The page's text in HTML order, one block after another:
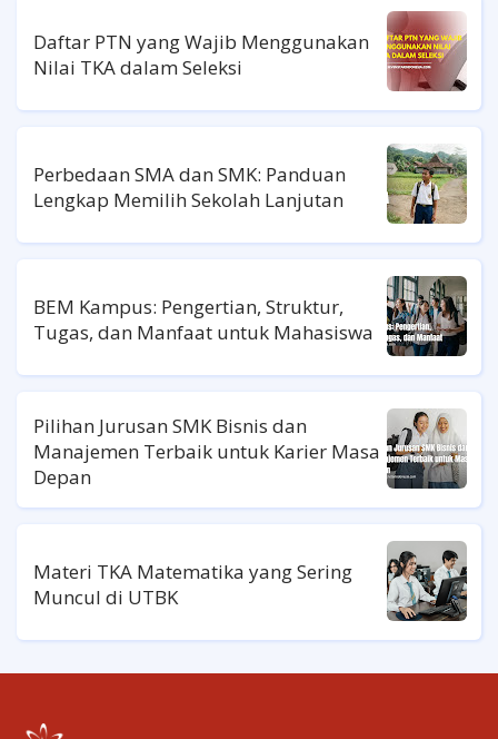
Daftar PTN yang Wajib Menggunakan
Nilai TKA dalam Seleksi
Perbedaan SMA dan SMK: Panduan
Lengkap Memilih Sekolah Lanjutan
BEM Kampus: Pengertian, Struktur,
Tugas, dan Manfaat untuk Mahasiswa
Pilihan Jurusan SMK Bisnis dan
Manajemen Terbaik untuk Karier Masa
Depan
Materi TKA Matematika yang Sering
Muncul di UTBK